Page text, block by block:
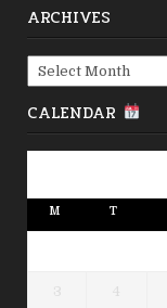
ARCHIVES
Archives
CALENDAR
M T
3 4